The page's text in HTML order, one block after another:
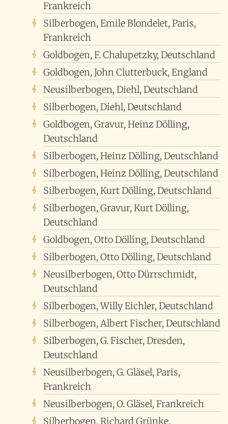
Frankreich
Silberbogen, Emile Blondelet, Paris,
Frankreich
Goldbogen, F. Chalupetzky, Deutschland
Goldbogen, John Clutterbuck, England
Neusilberbogen, Diehl, Deutschland
Silberbogen, Diehl, Deutschland
Goldbogen, Gravur, Heinz Dölling,
Deutschland
Silberbogen, Heinz Dölling, Deutschland
Silberbogen, Heinz Dölling, Deutschland
Silberbogen, Kurt Dölling, Deutschland
Silberbogen, Gravur, Kurt Dölling,
Deutschland
Goldbogen, Otto Dölling, Deutschland
Silberbogen, Otto Dölling, Deutschland
Neusilberbogen, Otto Dürrschmidt,
Deutschland
Silberbogen, Willy Eichler, Deutschland
Silberbogen, Albert Fischer, Deutschland
Silberbogen, G. Fischer, Dresden,
Deutschland
Neusilberbogen, G. Gläsel, Paris,
Frankreich
Neusilberbogen, O. Gläsel, Frankreich
Silberbogen, Richard Grünke,